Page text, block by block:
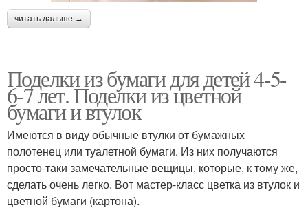
читать дальше →
Поделки из бумаги для детей 4-5-
6-7 лет. Поделки из цветной
бумаги и втулок
Имеются в виду обычные втулки от бумажных
полотенец или туалетной бумаги. Из них получаются
просто-таки замечательные вещицы, которые, к тому же,
сделать очень легко. Вот мастер-класс цветка из втулок и
цветной бумаги (картона).